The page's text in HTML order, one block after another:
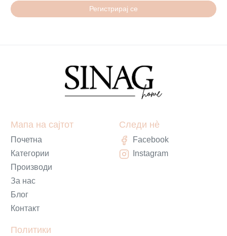
Регистрирај се
Мапа на сајтот
Почетна
Категории
Производи
За нас
Блог
Контакт
Политики
Следи нè
Facebook
Instagram